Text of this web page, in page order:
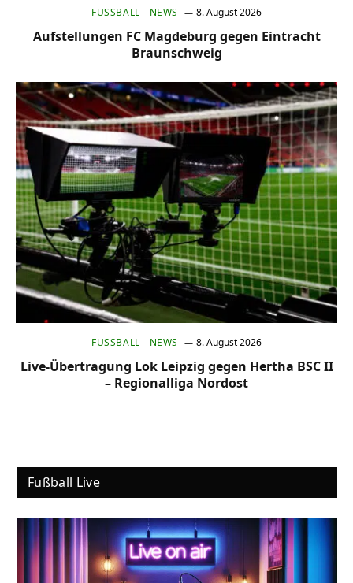
FUSSBALL - NEWS 8. August 2026
Aufstellungen FC Magdeburg gegen Eintracht
Braunschweig
FUSSBALL - NEWS 8. August 2026
Live-Übertragung Lok Leipzig gegen Hertha BSC II
– Regionalliga Nordost
Fußball Live